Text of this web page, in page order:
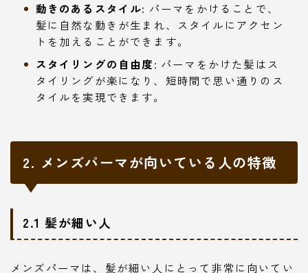
動きのあるスタイル: パーマをかけることで、
髪に自然な動きが生まれ、スタイルにアクセン
トを加えることができます。
スタイリングの自由度: パーマをかけた髪はス
タイリングが楽になり、短時間で思い通りのス
タイルを実現できます。
2. メンズパーマが向いている人の特徴
2.1 髪が細い人
メンズパーマは、髪が細い人にとって非常に向いてい